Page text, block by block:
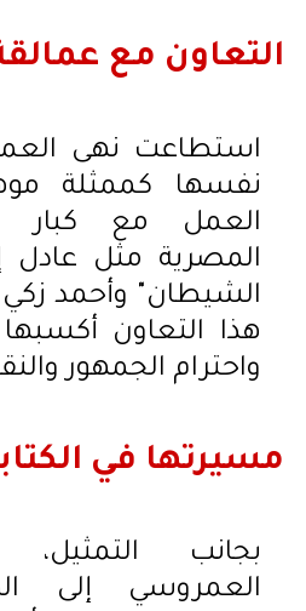
التعاون مع
استطاعت نهى
نفسها كممثلة
العمل مع كبار
المصرية مثل عادل
الشيطان" وأحمد
هذا التعاون
واحترام الجمهور
مسيرتها في
بجانب
العمروسي إلى